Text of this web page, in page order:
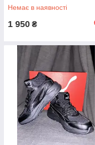
Немає в наявності
1 950 ₴